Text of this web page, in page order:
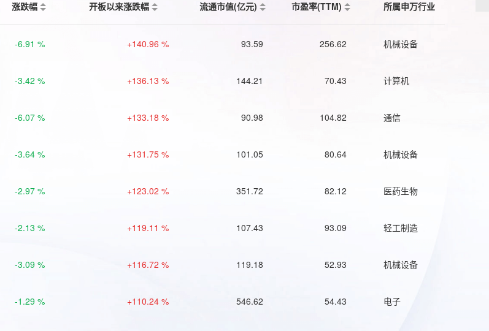
涨跌幅 开板以来涨跌幅 流通市值(亿元) 市盈率(TTM) 所属申万行业
-6.91 % +140.96 % 93.59 256.62 机械设备
-3.42 % +136.13 % 144.21 70.43 计算机
-6.07 % +133.18 % 90.98 104.82 通信
-3.64 % +131.75 % 101.05 80.64 机械设备
-2.97 % +123.02 % 351.72 82.12 医药生物
-2.13 % +119.11 % 107.43 93.09 轻工制造
-3.09 % +116.72 % 119.18 52.93 机械设备
-1.29 % +110.24 % 546.62 54.43 电子